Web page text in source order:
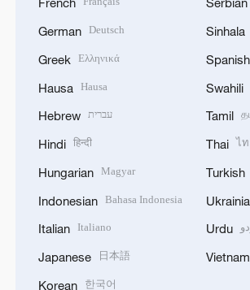
German Deutsch
Greek Ελληνικά
Hausa Hausa
Hebrew עברית
Hindi हिन्दी
Hungarian Magyar
Indonesian Bahasa Indonesia
Italian Italiano
Japanese 日本語
Korean 한국어
Sinhala
Spanish
Swahili
Tamil
Thai ไ
Turkish
Urdu